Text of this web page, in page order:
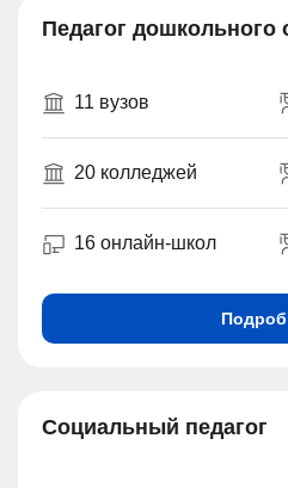
Педагог дошкольного
11 вузов
20 колледжей
16 онлайн-школ
Социальный педагог